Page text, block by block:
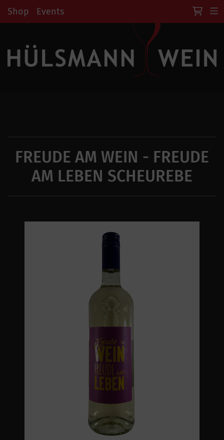
Shop Events
FREUDE AM WEIN - FREUDE
AM LEBEN SCHEUREBE